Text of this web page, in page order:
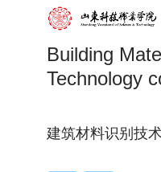
Building
Technology
建筑材料识别技